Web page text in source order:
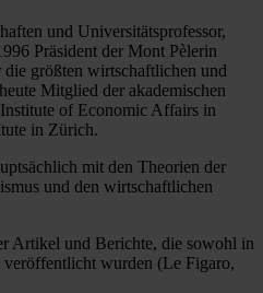
und Universitätsprofessor,
Präsident der Mont Pèlerin
größten wirtschaftlichen und
Mitglied der akademischen
of Economic Affairs in
in Zürich.
mit den Theorien der
und den wirtschaftlichen
Artikel und Berichte, die sowohl in
wurden (Le Figaro,